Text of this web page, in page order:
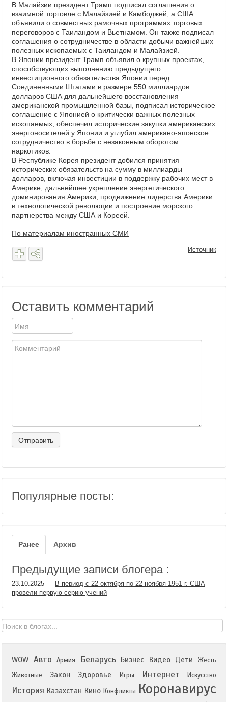
В Малайзии президент Трамп подписал соглашения о
взаимной торговле с Малайзией и Камбоджей, а США
объявили о совместных рамочных программах торговых
переговоров с Таиландом и Вьетнамом. Он также подписал
соглашения о сотрудничестве в области добычи важнейших
полезных ископаемых с Таиландом и Малайзией.
В Японии президент Трамп объявил о крупных проектах,
способствующих выполнению предыдущего
инвестиционного обязательства Японии перед
Соединенными Штатами в размере 550 миллиардов
долларов США для дальнейшего восстановления
американской промышленной базы, подписал историческое
соглашение с Японией о критически важных полезных
ископаемых, обеспечил исторические закупки американских
энергоносителей у Японии и углубил американо-японское
сотрудничество в борьбе с незаконным оборотом
наркотиков.
В Республике Корея президент добился принятия
исторических обязательств на сумму в миллиарды
долларов, включая инвестиции в поддержку рабочих мест в
Америке, дальнейшее укрепление энергетического
доминирования Америки, продвижение лидерства Америки
в технологической революции и построение морского
партнерства между США и Кореей.
По материалам иностранных СМИ
Источник
Оставить комментарий
Популярные посты:
Ранее Архив
Предыдущие записи блогера :
23.10.2025 — В период с 22 октября по 22 ноября 1951 г. США
провели первую серию учений
WOW Авто Армия Беларусь Бизнес Видео Дети
Жесть
Животные
Закон Здоровье Игры Интернет Искусство
История Казахстан Кино Конфликты Коронавирус